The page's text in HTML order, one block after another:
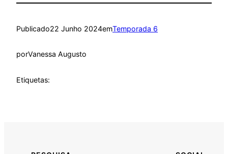
Publicado22 Junho 2024emTemporada 6
porVanessa Augusto
Etiquetas: